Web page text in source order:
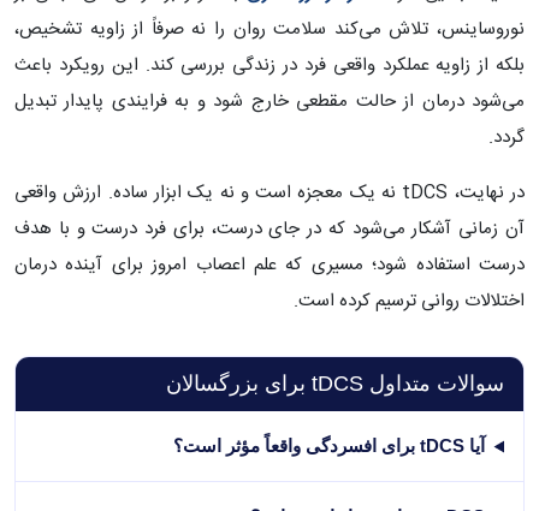
نوروساینس، تلاش می‌کند سلامت روان را نه صرفاً از زاویه تشخیص،
بلکه از زاویه عملکرد واقعی فرد در زندگی بررسی کند. این رویکرد باعث
می‌شود درمان از حالت مقطعی خارج شود و به فرایندی پایدار تبدیل
گردد.
در نهایت، tDCS نه یک معجزه است و نه یک ابزار ساده. ارزش واقعی
آن زمانی آشکار می‌شود که در جای درست، برای فرد درست و با هدف
درست استفاده شود؛ مسیری که علم اعصاب امروز برای آینده درمان
اختلالات روانی ترسیم کرده است.
سوالات متداول tDCS برای بزرگسالان
آیا tDCS برای افسردگی واقعاً مؤثر است؟